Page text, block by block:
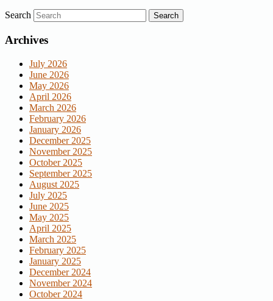
Search
Archives
July 2026
June 2026
May 2026
April 2026
March 2026
February 2026
January 2026
December 2025
November 2025
October 2025
September 2025
August 2025
July 2025
June 2025
May 2025
April 2025
March 2025
February 2025
January 2025
December 2024
November 2024
October 2024